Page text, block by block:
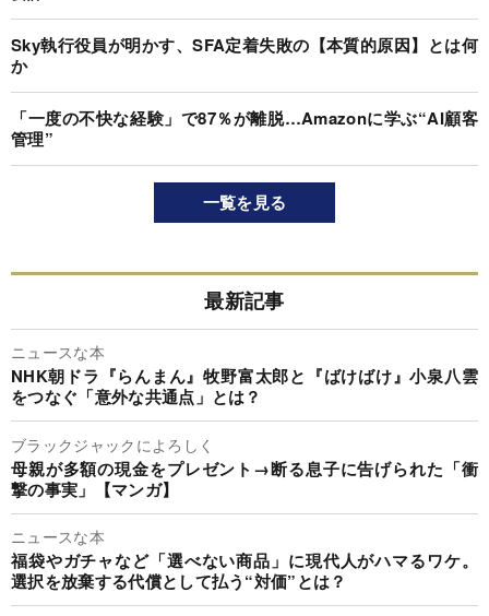
Sky執行役員が明かす、SFA定着失敗の【本質的原因】とは何
か
「一度の不快な経験」で87％が離脱…Amazonに学ぶ“AI顧客
管理”
一覧を見る
最新記事
ニュースな本
NHK朝ドラ『らんまん』牧野富太郎と『ばけばけ』小泉八雲
をつなぐ「意外な共通点」とは？
ブラックジャックによろしく
母親が多額の現金をプレゼント→断る息子に告げられた「衝
撃の事実」【マンガ】
ニュースな本
福袋やガチャなど「選べない商品」に現代人がハマるワケ。
選択を放棄する代償として払う“対価”とは？